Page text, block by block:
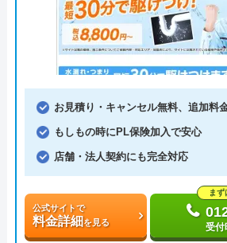
お見積り・キャンセル無料、追加料
もしもの時にPL保険加入で安心
店舗・法人契約にも完全対応
公式サイトで
料金詳細を見る
まず
受付